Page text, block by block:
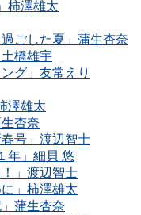
柿澤雄太
ごした夏」蒲生杏奈
土橋雄宇
グ」友常えり
澤雄太
杏奈
春号」渡辺智士
年」細貝 悠
」渡辺智士
」柿澤雄太
蒲生杏奈